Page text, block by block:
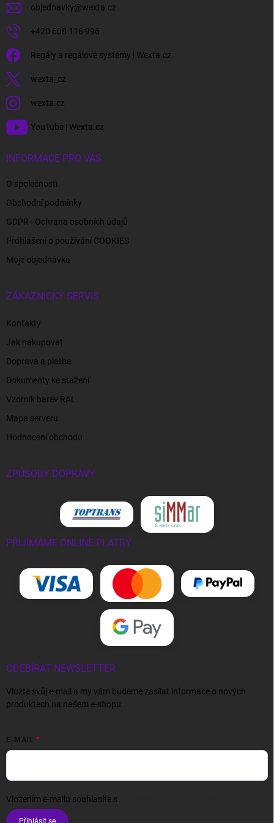
objednavky@wexta.cz
+420 608 116 996
Regály a regálové systémy l Wexta.cz
wexta_cz
wexta.cz
YouTube | Wexta.cz
INFORMACE PRO VÁS
O společnosti
Obchodní podmínky
GDPR - Ochrana osobních údajů
Prohlášení o používání COOKIES
Moje objednávka
ZÁKAZNICKÝ SERVIS
Kontakty
Jak nakupovat
Doprava a platba
Dokumenty ke stažení
Vzorník barev RAL
Mapa serveru
Hodnocení obchodu
ZPŮSOBY DOPRAVY
PŘIJÍMÁME ONLINE PLATBY
ODEBÍRAT NEWSLETTER
Vložte svůj e-mail a my vám budeme zasílat informace o nových
produktech na našem e-shopu.
E-MAIL
Vložením e-mailu souhlasíte s
Přihlásit se